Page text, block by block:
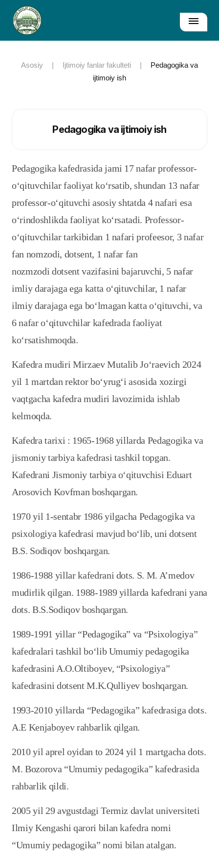
Asosiy | Ijtimoiy fanlar fakulteti |
Pedagogika va
ijtimoiy ish
Pedagogika va ijtimoiy ish
Pedagogika kafedrasida jami 17 nafar professor-
o‘qituvchilar faoliyat ko‘rsatib, shundan 13 nafar
professor-o‘qituvchi asosiy shtatda 4 nafari esa
o‘rindoshlikda faoliyat ko‘rsatadi. Professor-
o‘qituvchilar tarkibidan 1 nafari profeesor, 3 nafar
fan nomzodi, dotsent, 1 nafar fan
nozmzodi dotsent vazifasini bajaruvchi, 5 nafar
imliy darajaga ega katta o‘qituvchilar, 1 nafar
ilmiy darajaga ega bo‘lmagan katta o‘qituvchi, va
6 nafar o‘qituvchilar kafedrada faoliyat
ko‘rsatishmoqda.
Kafedra mudiri Mirzaev Mutalib Jo‘raevich 2024
yil 1 martdan rektor bo‘yrug‘i asosida xozirgi
vaqtgacha kafedra mudiri lavozimida ishlab
kelmoqda.
Kafedra tarixi : 1965-1968 yillarda Pedagogika va
jismoniy tarbiya kafedrasi tashkil topgan.
Kafedrani Jismoniy tarbiya o‘qituvchisi Eduart
Arosovich Kovfman boshqargan.
1970 yil 1-sentabr 1986 yilgacha Pedagogika va
psixologiya kafedrasi mavjud bo‘lib, uni dotsent
B.S. Sodiqov boshqargan.
1986-1988 yillar kafedrani dots. S. M. A’medov
mudirlik qilgan. 1988-1989 yillarda kafedrani yana
dots. B.S.Sodiqov boshqargan.
1989-1991 yillar “Pedagogika” va “Psixologiya”
kafedralari tashkil bo‘lib Umumiy pedagogika
kafedrasini A.O.Oltiboyev, “Psixologiya”
kafedrasini dotsent M.K.Qulliyev boshqargan.
1993-2010 yillarda “Pedagogika” kafedrasiga dots.
A.E Kenjaboyev rahbarlik qilgan.
2010 yil aprel oyidan to 2024 yil 1 martgacha dots.
M. Bozorova “Umumiy pedagogika” kafedrasida
rahbarlik qildi.
2005 yil 29 avgustdagi Termiz davlat universiteti
Ilmiy Kengashi qarori bilan kafedra nomi
“Umumiy pedagogika” nomi bilan atalgan.